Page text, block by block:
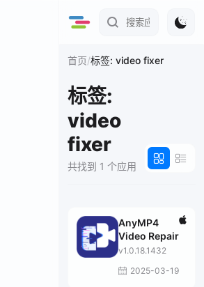
首页/标签: video fixer
标签:
video
fixer
共找到 1 个应用
AnyMP4
Video Repair
v1.0.18.1432
2025-03-19